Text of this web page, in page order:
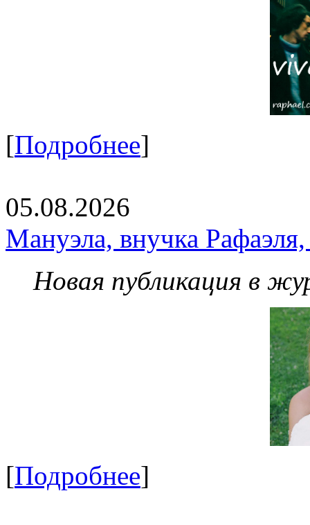
[Подробнее]
05.08.2026
Мануэла, внучка
Новая публикация в
[Подробнее]